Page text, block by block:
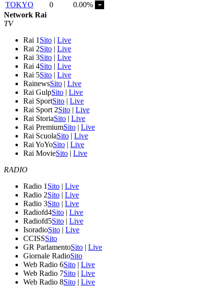
TOKYO
0
0.00%
Network Rai
TV
Rai 1 Sito | Live
Rai 2Sito | Live
Rai 3Sito | Live
Rai 4Sito | Live
Rai 5Sito | Live
RainewsSito | Live
Rai GulpSito | Live
Rai SportSito | Live
Rai Sport 2Sito | Live
Rai StoriaSito | Live
Rai PremiumSito | Live
Rai ScuolaSito | Live
Rai YoYoSito | Live
Rai MovieSito | Live
RADIO
Radio 1 Sito | Live
Radio 2Sito | Live
Radio 3Sito | Live
Radiofd4Sito | Live
Radiofd5Sito | Live
IsoradioSito | Live
CCISSSito
GR ParlamentoSito | Live
Giornale RadioSito
Web Radio 6Sito | Live
Web Radio 7Sito | Live
Web Radio 8Sito | Live